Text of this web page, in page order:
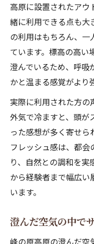
サウナの上
座る位置に
サウナ段差
サウナの場
自分に最適
サウナ座る
サウナで整
サウナ段差
自分の体調
サウナ利用
高原に設置されたアウ
緒に利用できる点も大
の利用はもちろん、一
ています。標高の高い
澄んでいるため、呼吸
かと温まる感覚がより
実際に利用された方の
外気で冷ますと、頭が
った感想が多く寄せら
フレッシュ感は、都
り、自然との調和を実
から経験者まで幅広い
います。
澄んだ空気の中で
峰の原高原の澄んだ空